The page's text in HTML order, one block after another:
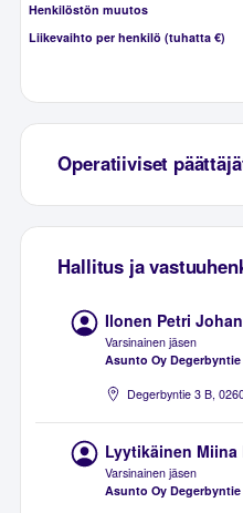
Henkilöstön muutos
Liikevaihto per henkilö (tuhatta €)
Operatiiviset
Hallitus ja
Ilonen Petri
Varsinainen jäsen
Asunto Oy Degerbyntie
Degerbyntie 3 B,
Lyytikäinen Miina
Varsinainen jäsen
Asunto Oy Degerbyntie